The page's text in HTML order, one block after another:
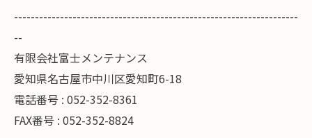
--------------------------------------------------------------------
--
有限会社富士メンテナンス
愛知県名古屋市中川区愛知町6-18
電話番号 : 052-352-8361
FAX番号 : 052-352-8824